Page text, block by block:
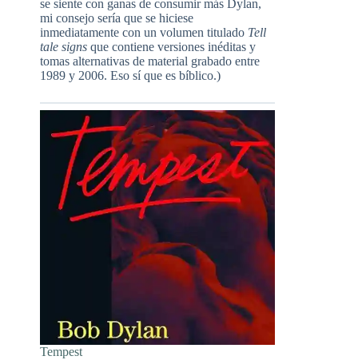
se siente con ganas de consumir más Dylan,
mi consejo sería que se hiciese
inmediatamente con un volumen titulado Tell
tale signs que contiene versiones inéditas y
tomas alternativas de material grabado entre
1989 y 2006. Eso sí que es bíblico.)
Tempest